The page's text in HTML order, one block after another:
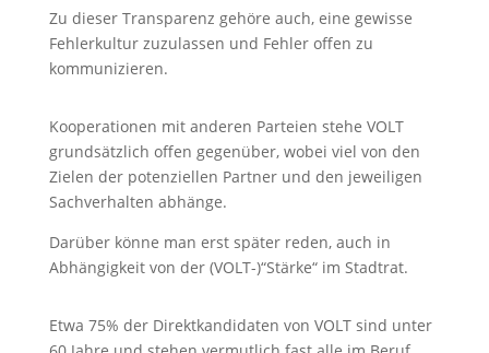
Zu dieser Transparenz gehöre auch, eine gewisse
Fehlerkultur zuzulassen und Fehler offen zu
kommunizieren.
Kooperationen mit anderen Parteien stehe VOLT
grundsätzlich offen gegenüber, wobei viel von den
Zielen der potenziellen Partner und den jeweiligen
Sachverhalten abhänge.
Darüber könne man erst später reden, auch in
Abhängigkeit von der (VOLT-)“Stärke“ im Stadtrat.
Etwa 75% der Direktkandidaten von VOLT sind unter